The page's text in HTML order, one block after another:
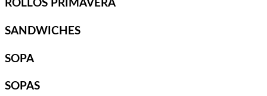
ROLLOS PRIMAVERA
SANDWICHES
SOPA
SOPAS